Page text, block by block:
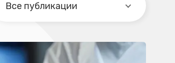
Все публикации